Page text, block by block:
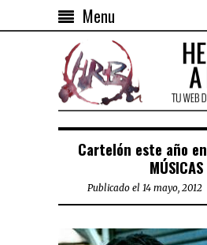
Menu
Cartelón este año en
MÚSICAS
Publicado el 14 mayo, 2012